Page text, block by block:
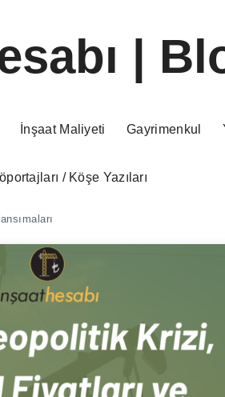
|
İnşaat Maliyeti Gayrimenkul
/ Köşe Yazıları